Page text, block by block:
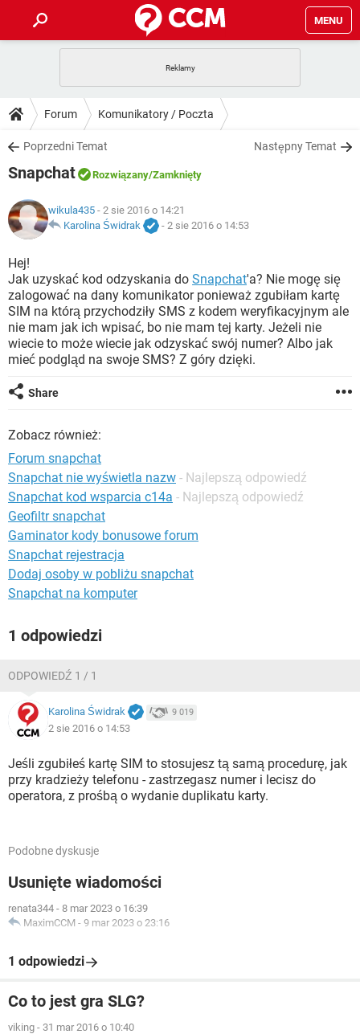
MENU
GRY WHATSAPP
SPOTIFY
INSTAGRAM FACEBOOK
WINDOWS 10
PORADY
PlayStation TIKTOK
INSTAGRAM
WINDOWS 10
DO POBRANIA
ANDROID TIKTOK
GRY
IOS NETFLIX
INSTAGRAM
WINDOWS 10
FORUM
COVID-19
GRY
SPOTIFY
INSTAGRAM FACEBOOK
WINDOWS 10
ARTYKUŁY
COVID-19
GRY WHATSAPP
SPOTIFY NETFLIX
INSTAGRAM FACEBOOK
WINDOWS 10
Forum Komunikatory / Poczta
Poprzedni Temat Następny Temat
Snapchat Rozwiązany/Zamknięty
wikula435 - 2 sie 2016 o 14:21
Karolina Świdrak
- 2 sie 2016 o 14:53
Hej!
Jak uzyskać kod odzyskania do Snapchat'a? Nie mogę się
zalogować na dany komunikator ponieważ zgubiłam kartę
SIM na którą przychodziły SMS z kodem weryfikacyjnym ale
nie mam jak ich wpisać, bo nie mam tej karty. Jeżeli nie
wiecie to może wiecie jak odzyskać swój numer? Albo jak
mieć podgląd na swoje SMS? Z góry dzięki.
Share
Zobacz również:
Forum snapchat
Snapchat nie wyświetla nazw - Najlepszą odpowiedź
Snapchat kod wsparcia c14a - Najlepszą odpowiedź
Geofiltr snapchat
Gaminator kody bonusowe forum
Snapchat rejestracja
Dodaj osoby w pobliżu snapchat
Snapchat na komputer
1 odpowiedzi
ODPOWIEDŹ 1 / 1
Karolina Świdrak 9 019
2 sie 2016 o 14:53
Jeśli zgubiłeś kartę SIM to stosujesz tą samą procedurę, jak
przy kradzieży telefonu - zastrzegasz numer i lecisz do
operatora, z prośbą o wydanie duplikatu karty.
Podobne dyskusje
Usunięte wiadomości
renata344 - 8 mar 2023 o 16:39
MaximCCM - 9 mar 2023 o 23:16
1 odpowiedzi
Co to jest gra SLG?
viking - 31 mar 2016 o 10:40